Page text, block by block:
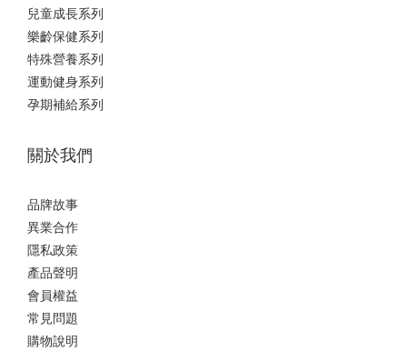
兒童成長系列
樂齡保健系列
特殊營養系列
運動健身系列
孕期補給系列
關於我們
品牌故事
異業合作
隱私政策
產品聲明
會員權益
常見問題
購物說明